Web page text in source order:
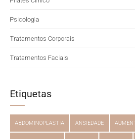
Psicologia
Tratamentos Corporais
Tratamentos Faciais
Etiquetas
ABDOMINOPLASTIA ANSIEDADE